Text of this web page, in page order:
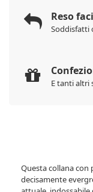
Reso
Soddisfatti
E tanti altri
Questa collana con
decisamente